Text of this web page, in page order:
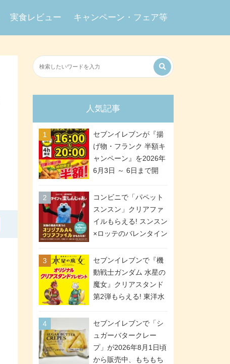
実食レビュー キャンペーン・フェア等
人気記事
セブンイレブンが『揚
げ物・フランク 半額キ
ャンペーン』を2026年
6月3日 ～ 6日まで開
などが「揚げ物スーパ
ーセール」でお得に! 各
日16:00 ～ 20:00の4時
間限定で実施。ななチ
メリカンドッグが税抜
き69円!
コンビニで「パペット
スンスン」クリアファ
イルもらえる! スンスン
×ロッテのバレンタイン
スタート。セブン、フ
ァミマ、ローソンの3社
で異なるデザイン＆対
象商品
セブンイレブンで『機
動戦士ガンダム 水星の
魔女』クリアスタンド
第2弾もらえる! 東洋水
ペーンが2026年5月26
日スタート。浴衣＆た
ぬき・キツネ姿のスレ
ッタ / ミオリネ / グエ
セブンイレブンで「シ
ュガーバタークレー
プ」が2026年8月1日頃
から販売中、もちもち